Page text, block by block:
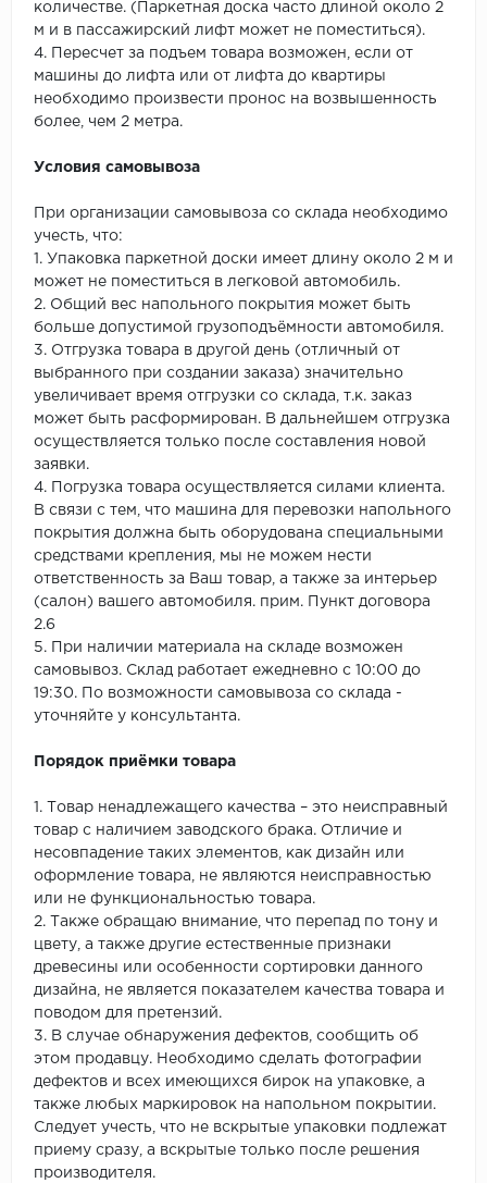
количестве. (Паркетная доска часто длиной около 2
м и в пассажирский лифт может не поместиться).
4. Пересчет за подъем товара возможен, если от
машины до лифта или от лифта до квартиры
необходимо произвести пронос на возвышенность
более, чем 2 метра.
Условия самовывоза
При организации самовывоза со склада необходимо
учесть, что:
1. Упаковка паркетной доски имеет длину около 2 м и
может не поместиться в легковой автомобиль.
2. Общий вес напольного покрытия может быть
больше допустимой грузоподъёмности автомобиля.
3. Отгрузка товара в другой день (отличный от
выбранного при создании заказа) значительно
увеличивает время отгрузки со склада, т.к. заказ
может быть расформирован. В дальнейшем отгрузка
осуществляется только после составления новой
заявки.
4. Погрузка товара осуществляется силами клиента.
В связи с тем, что машина для перевозки напольного
покрытия должна быть оборудована специальными
средствами крепления, мы не можем нести
ответственность за Ваш товар, а также за интерьер
(салон) вашего автомобиля. прим. Пункт договора
2.6
5. При наличии материала на складе возможен
самовывоз. Склад работает ежедневно с 10:00 до
19:30. По возможности самовывоза со склада -
уточняйте у консультанта.
Порядок приёмки товара
1. Товар ненадлежащего качества – это неисправный
товар с наличием заводского брака. Отличие и
несовпадение таких элементов, как дизайн или
оформление товара, не являются неисправностью
или не функциональностью товара.
2. Также обращаю внимание, что перепад по тону и
цвету, а также другие естественные признаки
древесины или особенности сортировки данного
дизайна, не является показателем качества товара и
поводом для претензий.
3. В случае обнаружения дефектов, сообщить об
этом продавцу. Необходимо сделать фотографии
дефектов и всех имеющихся бирок на упаковке, а
также любых маркировок на напольном покрытии.
Следует учесть, что не вскрытые упаковки подлежат
приему сразу, а вскрытые только после решения
производителя.